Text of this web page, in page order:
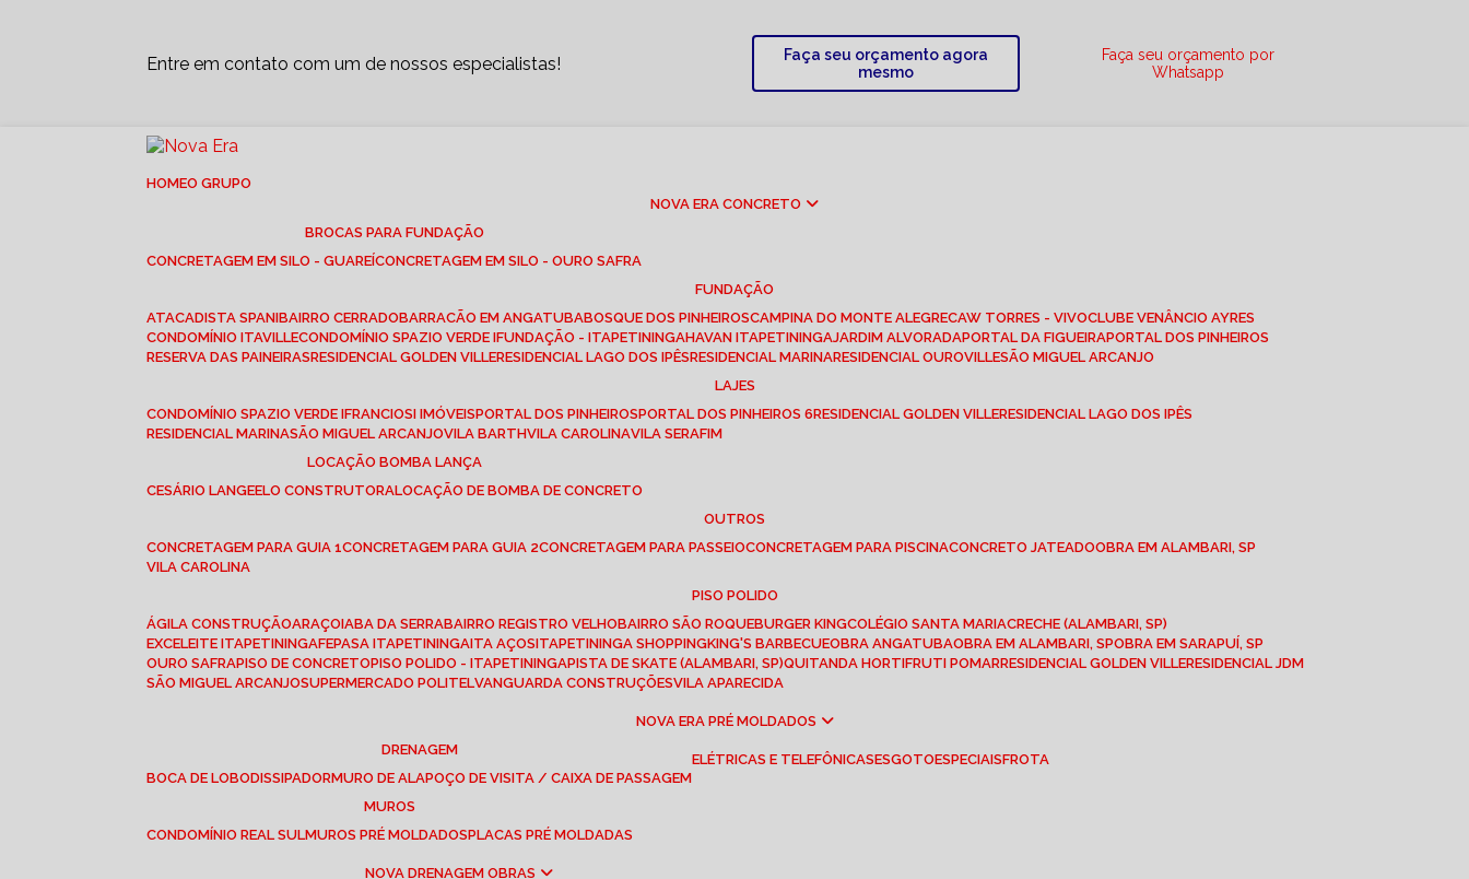
Entre em contato com um de nossos especialistas!
Faça seu orçamento agora
mesmo
Faça seu orçamento por
Whatsapp
HOME
O GRUPO
NOVA ERA CONCRETO
BROCAS PARA FUNDAÇÃO
CONCRETAGEM EM SILO - GUAREÍ CONCRETAGEM EM SILO - OURO SAFRA
FUNDAÇÃO
ATACADISTA SPANI BAIRRO CERRADO BARRACÃO EM ANGATUBA BOSQUE DOS PINHEIROS CAMPINA DO MONTE ALEGRE CAW TORRES - VIVO CLUBE VENÂNCIO AYRES
CONDOMÍNIO ITAVILLE CONDOMÍNIO SPAZIO VERDE I FUNDAÇÃO - ITAPETININGA HAVAN ITAPETININGA JARDIM ALVORADA PORTAL DA FIGUEIRA PORTAL DOS PINHEIROS
RESERVA DAS PAINEIRAS RESIDENCIAL GOLDEN VILLE RESIDENCIAL LAGO DOS IPÊS RESIDENCIAL MARINA RESIDENCIAL OUROVILLE SÃO MIGUEL ARCANJO
LAJES
CONDOMÍNIO SPAZIO VERDE I FRANCIOSI IMÓVEIS PORTAL DOS PINHEIROS PORTAL DOS PINHEIROS 6 RESIDENCIAL GOLDEN VILLE RESIDENCIAL LAGO DOS IPÊS
RESIDENCIAL MARINA SÃO MIGUEL ARCANJO VILA BARTH VILA CAROLINA VILA SERAFIM
LOCAÇÃO BOMBA LANÇA
CESÁRIO LANGE ELO CONSTRUTORA LOCAÇÃO DE BOMBA DE CONCRETO
OUTROS
CONCRETAGEM PARA GUIA 1 CONCRETAGEM PARA GUIA 2 CONCRETAGEM PARA PASSEIO CONCRETAGEM PARA PISCINA CONCRETO JATEADO
OBRA EM ALAMBARI, SP
VILA CAROLINA
PISO POLIDO
ÁGILA CONSTRUÇÃO ARAÇOIABA DA SERRA BAIRRO REGISTRO VELHO BAIRRO SÃO ROQUE BURGER KING COLÉGIO SANTA MARIA CRECHE (ALAMBARI, SP)
EXCELEITE ITAPETININGA FEPASA ITAPETININGA ITA AÇOS ITAPETININGA SHOPPING KING'S BARBECUE OBRA ANGATUBA OBRA EM ALAMBARI, SP
OBRA EM SARAPUÍ, SP
OURO SAFRA PISO DE CONCRETO PISO POLIDO - ITAPETININGA PISTA DE SKATE (ALAMBARI, SP) QUITANDA HORTIFRUTI POMAR RESIDENCIAL GOLDEN VILLE RESIDENCIAL JDM
SÃO MIGUEL ARCANJO SUPERMERCADO POLITEL VANGUARDA CONSTRUÇÕES VILA APARECIDA
NOVA ERA PRÉ MOLDADOS
DRENAGEM
BOCA DE LOBO DISSIPADOR MURO DE ALA POÇO DE VISITA / CAIXA DE PASSAGEM
ELÉTRICAS E TELEFÔNICAS ESGOTO ESPECIAIS FROTA
MUROS
CONDOMÍNIO REAL SUL
MUROS PRÉ MOLDADOS PLACAS PRÉ MOLDADAS
NOVA DRENAGEM OBRAS